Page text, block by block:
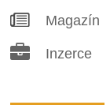
Magazín
Inzerce